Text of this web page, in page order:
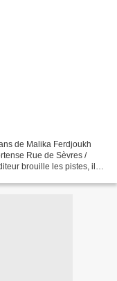
de Malika Ferdjoukh
Rue de Sèvres /
brouille les pistes, il